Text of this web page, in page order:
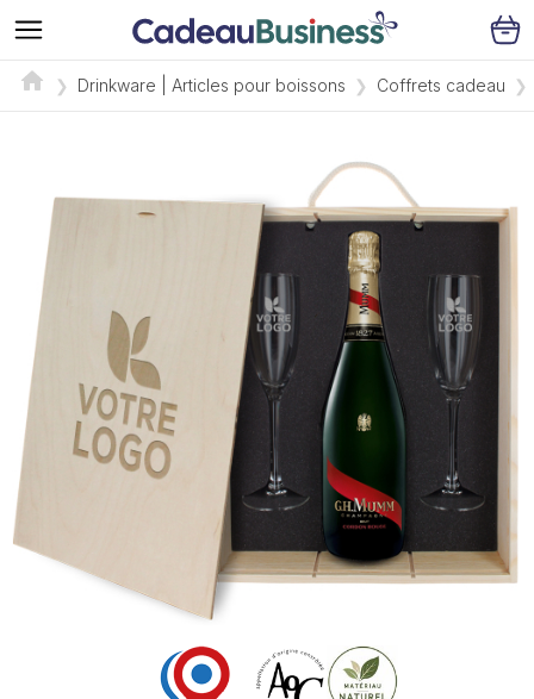
Drinkware | Articles pour boissons Coffrets cadeau